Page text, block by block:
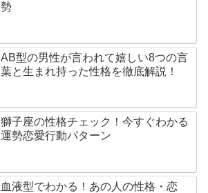
勢
AB型の男性が言われて嬉しい8つの言
葉と生まれ持った性格を徹底解説！
獅子座の性格チェック！今すぐわかる
運勢恋愛行動パターン
血液型でわかる！あの人の性格・恋